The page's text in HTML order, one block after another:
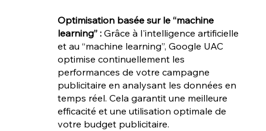
Optimisation basée sur le “machine
learning” : Grâce à l'intelligence artificielle
et au “machine learning”, Google UAC
optimise continuellement les
performances de votre campagne
publicitaire en analysant les données en
temps réel. Cela garantit une meilleure
efficacité et une utilisation optimale de
votre budget publicitaire.